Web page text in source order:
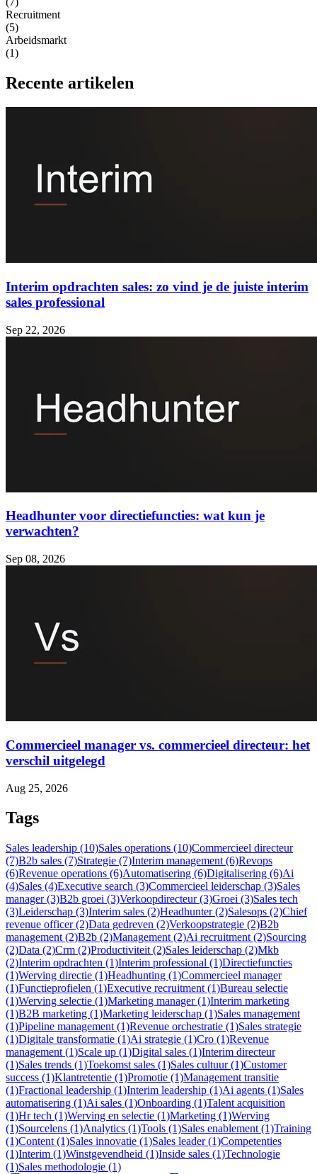
Recruitment
(5)
Arbeidsmarkt
(1)
Recente artikelen
Interim opdrachten sales: zo vind je de juiste interim
sales professional
Sep 22, 2026
Headhunter voor directiefuncties: wat kun je
verwachten?
Sep 08, 2026
Commercieel manager vs. commercieel directeur: het
verschil uitgelegd
Aug 25, 2026
Tags
Sales leadership (10)Sales operations (10)Commercieel directeur
(7)B2b sales (7)Strategie (7)Interim management (6)Revops
(6)Revenue operations (6)Automatisering (6)Digitalisering (6)Ai
(4)Sales (4)Executive search (3)Commercieel leiderschap (3)Sales
manager (3)B2b groei (3)Verkoopdirecteur (3)Groei (3)Sales tech
(3)Leiderschap (3)Interim sales (2)Headhunter (2)Salesops (2)Chief
revenue officer (2)Data gedreven (2)Verkoopstrategie (2)B2b
management (2)B2b (2)Management (2)Ai recruitment (2)Sourcing
(2)Data (2)Crm (2)Productiviteit (2)Sales leiderschap (2)Mkb
(2)Interim opdrachten (1)Interim professional (1)Directiefuncties
(1)Werving directie (1)Headhunting (1)Commercieel manager
(1)Functieprofielen (1)Executive recruitment (1)Bureau selectie
(1)Werving selectie (1)Marketing manager (1)Interim marketing
(1)B2B marketing (1)Marketing leiderschap (1)Sales management
(1)Pipeline management (1)Revenue orchestratie (1)Sales strategie
(1)Digitale transformatie (1)Ai strategie (1)Cro (1)Revenue
management (1)Scale up (1)Digital sales (1)Interim directeur
(1)Sales trends (1)Toekomst sales (1)Sales cultuur (1)Customer
success (1)Klantretentie (1)Promotie (1)Management transitie
(1)Fractional leadership (1)Interim leadership (1)Ai agents (1)Sales
automatisering (1)Ai sales (1)Onboarding (1)Talent acquisition
(1)Hr tech (1)Werving en selectie (1)Marketing (1)Werving
(1)Sourcelens (1)Analytics (1)Tools (1)Sales enablement (1)Training
(1)Content (1)Sales innovatie (1)Sales leader (1)Competenties
(1)Interim (1)Winstgevendheid (1)Inside sales (1)Technologie
(1)Sales methodologie (1)